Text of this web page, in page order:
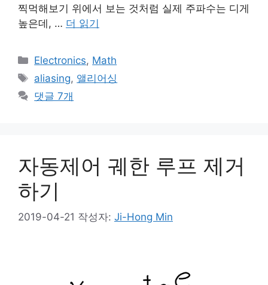
찍먹해보기 위에서 보는 것처럼 실제 주파수는 디게
높은데, … 더 읽기
카
테
리
Electronics, Math
태
그
aliasing, 앨리어싱
댓글 7개
자동제어 궤한 루프 제거
하기
2019-04-21 작성자: Ji-Hong Min